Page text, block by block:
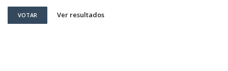
VOTAR Ver resultados